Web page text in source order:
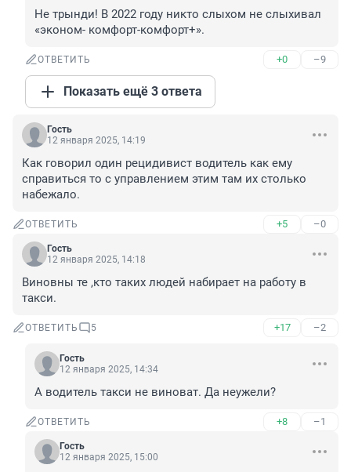
Не трынди! В 2022 году никто слыхом не слыхивал
«эконом- комфорт-комфорт+».
ОТВЕТИТЬ +0 –9
Показать ещё 3 ответа
Гость
12 января 2025, 14:19
Как говорил один рецидивист водитель как ему
справиться то с управлением этим там их столько
набежало.
ОТВЕТИТЬ +5 –0
Гость
12 января 2025, 14:18
Виновны те ,кто таких людей набирает на работу в
такси.
ОТВЕТИТЬ 5 +17 –2
Гость
12 января 2025, 14:34
А водитель такси не виноват. Да неужели?
ОТВЕТИТЬ +8 –1
Гость
12 января 2025, 15:00